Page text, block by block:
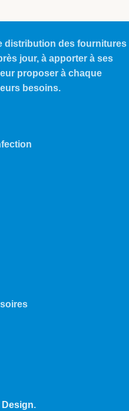
distribution des fournitures
jour, à apporter à ses
proposer à chaque
besoins.
Design.